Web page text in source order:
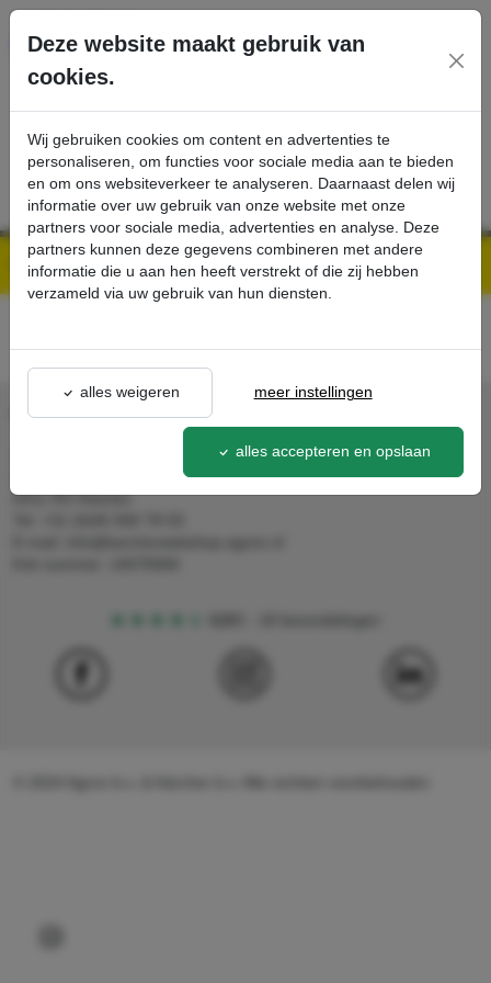
Ga direct naar de hoofdinhoud van deze pagina.
SERVICE PRODUCTEN CONTACT
Kärcher Professional Webshop | Scherpe prijzen & Snel geleverd Acties - Exclusieve Kortingen & Promoties best-buy detail - - Kärcher Professional Webshop
CONTACT
6411 RS Heerlen
Deze website maakt gebruik van
cookies.
Wij gebruiken cookies om content en advertenties te
personaliseren, om functies voor sociale media aan te bieden
en om ons websiteverkeer te analyseren. Daarnaast delen wij
informatie over uw gebruik van onze website met onze
partners voor sociale media, advertenties en analyse. Deze
partners kunnen deze gegevens combineren met andere
informatie die u aan hen heeft verstrekt of die zij hebben
verzameld via uw gebruik van hun diensten.
alles weigeren meer instellingen
alles accepteren en opslaan